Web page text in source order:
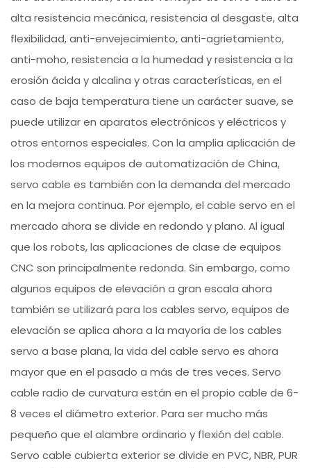
alta resistencia mecánica, resistencia al desgaste, alta
flexibilidad, anti-envejecimiento, anti-agrietamiento,
anti-moho, resistencia a la humedad y resistencia a la
erosión ácida y alcalina y otras características, en el
caso de baja temperatura tiene un carácter suave, se
puede utilizar en aparatos electrónicos y eléctricos y
otros entornos especiales. Con la amplia aplicación de
los modernos equipos de automatización de China,
servo cable es también con la demanda del mercado
en la mejora continua. Por ejemplo, el cable servo en el
mercado ahora se divide en redondo y plano. Al igual
que los robots, las aplicaciones de clase de equipos
CNC son principalmente redonda. Sin embargo, como
algunos equipos de elevación a gran escala ahora
también se utilizará para los cables servo, equipos de
elevación se aplica ahora a la mayoría de los cables
servo a base plana, la vida del cable servo es ahora
mayor que en el pasado a más de tres veces. Servo
cable radio de curvatura están en el propio cable de 6-
8 veces el diámetro exterior. Para ser mucho más
pequeño que el alambre ordinario y flexión del cable.
Servo cable cubierta exterior se divide en PVC, NBR, PUR